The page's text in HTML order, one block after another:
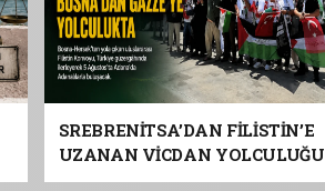
SREBRENİTSA’DAN FİLİSTİN’E
UZANAN VİCDAN YOLCULUĞU
ADANA’YA GELİYOR